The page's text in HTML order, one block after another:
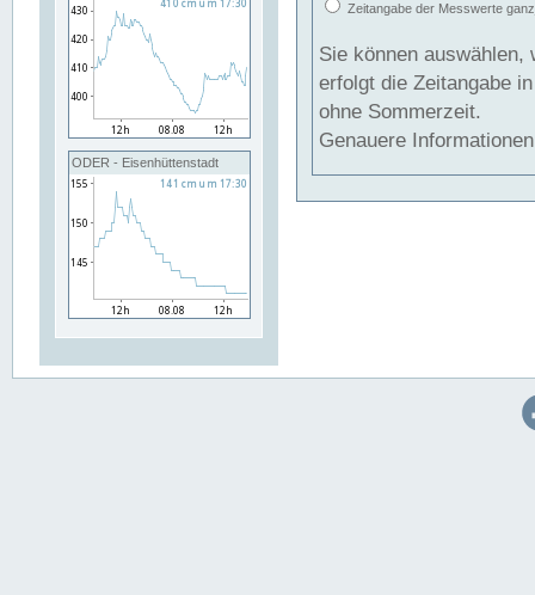
ODER - Eisenhüttenstadt
Zeitangabe der Messwerte
Sie können auswählen,
erfolgt die Zeitangabe
ohne Sommerzeit.
Genauere